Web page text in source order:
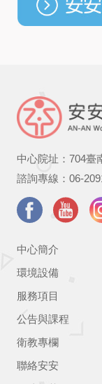
中心院址：704臺
諮詢專線：06-
中心簡介
環境設備
服務項目
公告與課程
衛教專欄
聯絡安安